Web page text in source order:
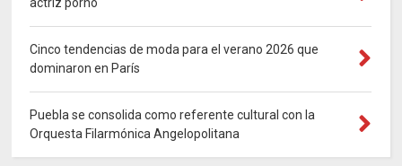
actriz porno
Cinco tendencias de moda para el verano 2026 que
dominaron en París
Puebla se consolida como referente cultural con la
Orquesta Filarmónica Angelopolitana